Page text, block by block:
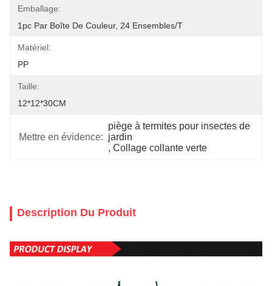
Emballage:
1pc Par Boîte De Couleur, 24 Ensembles/t
Matériel:
PP
Taille:
12*12*30CM
Mettre en évidence:
piège à termites pour insectes de
jardin
, Collage collante verte
Description Du Produit